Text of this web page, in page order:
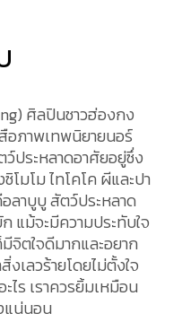
ศิลปินชาวฮ่องกง
อภาพเทพนิยายนอร์
ว์ประหลาดอาศัยอยู่ซึ่ง
โมโม ไทโคโค ผีและปา
ลาบูบู สัตว์ประหลาด
แม้จะมีความประทับใจ
จิตใจดีมากและอยาก
เลวร้ายโดยไม่ตั้งใจ
ะไร เราควรยิ้มเหมือน
แน่นอน